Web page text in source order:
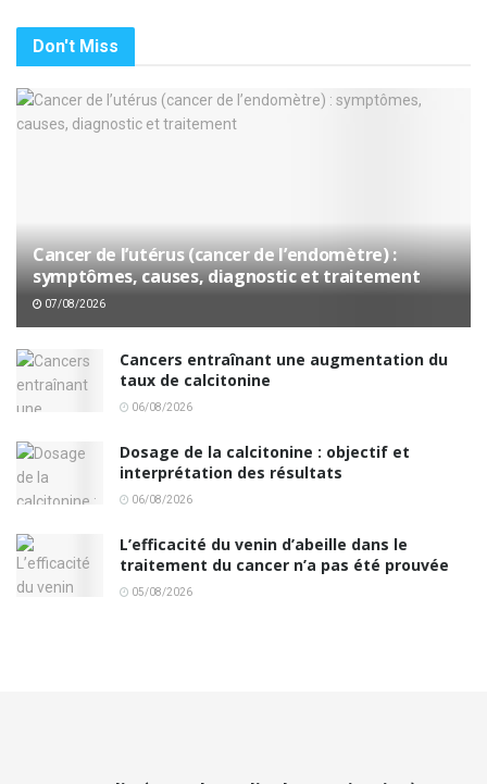
Don't Miss
Cancer de l’utérus (cancer de l’endomètre) :
symptômes, causes, diagnostic et traitement
07/08/2026
Cancers entraînant une augmentation du
taux de calcitonine
06/08/2026
Dosage de la calcitonine : objectif et
interprétation des résultats
06/08/2026
L’efficacité du venin d’abeille dans le
traitement du cancer n’a pas été prouvée
05/08/2026